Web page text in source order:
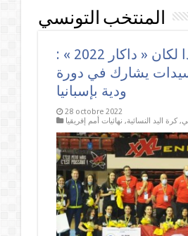
المنتخب التونسي
استعدادا لكان « داكار 2022 » :
يشارك في دورة
ودية بإسبانيا
28 octobre 2022
,كرة اليد النسائية, نهائيات أمم إفريقيا